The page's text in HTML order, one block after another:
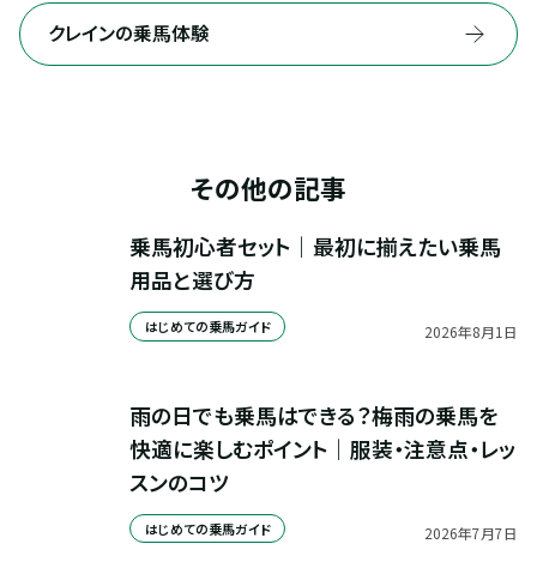
クレインの乗馬体験
その他の記事
乗馬初心者セット｜最初に揃えたい乗馬
用品と選び方
はじめての乗馬ガイド 2026年8月1 日
雨の日でも乗馬はできる？梅雨の乗馬を
快適に楽しむポイント｜服装・注意点・レッ
スンのコツ
はじめての乗馬ガイド 2026年7月7日